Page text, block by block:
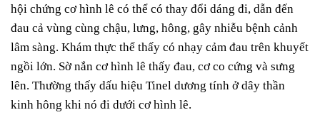
hội chứng cơ hình lê có thể có thay đổi dáng đi, dẫn đến
đau cả vùng cùng chậu, lưng, hông, gây nhiễu bệnh cảnh
lâm sàng. Khám thực thể thấy có nhạy cảm đau trên khuyết
ngồi lớn. Sờ nắn cơ hình lê thấy đau, cơ co cứng và sưng
lên. Thường thấy dấu hiệu Tinel dương tính ở dây thần
kinh hông khi nó đi dưới cơ hình lê.